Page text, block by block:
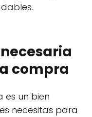
compra
es un bien
necesitas para